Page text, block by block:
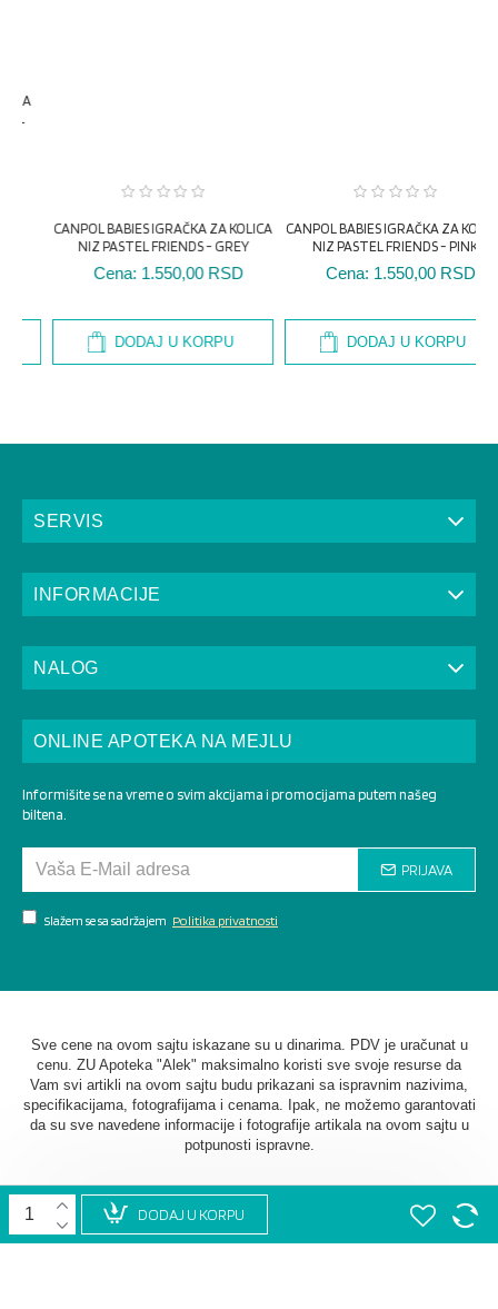
DODAJ U KORPU
DODAJ U KORPU DODAJ U KORPU
SERVIS
INFORMACIJE
NALOG
ONLINE APOTEKA NA MEJLU
Informišite se na vreme o svim akcijama i promocijama putem našeg
biltena.
PRIJAVA
Slažem se sa sadržajem Politika privatnosti
Sve cene na ovom sajtu iskazane su u dinarima. PDV je uračunat u
cenu. ZU Apoteka "Alek" maksimalno koristi sve svoje resurse da
Vam svi artikli na ovom sajtu budu prikazani sa ispravnim nazivima,
specifikacijama, fotografijama i cenama. Ipak, ne možemo garantovati
da su sve navedene informacije i fotografije artikala na ovom sajtu u
potpunosti ispravne.
2026. AU Apoteka "Alek". Sva prava zadržana. Softverska